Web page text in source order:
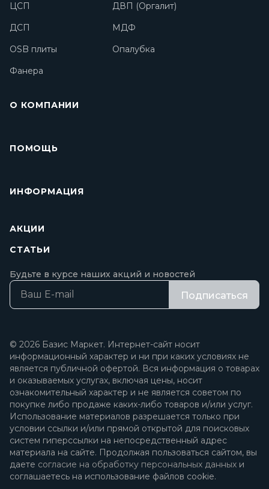
ЦСП
ДВП (Оргалит)
ДСП
МДФ
OSB плиты
Опалубка
Фанера
О КОМПАНИИ
ПОМОЩЬ
ИНФОРМАЦИЯ
АКЦИИ
СТАТЬИ
Будьте в курсе наших акций и новостей
Подписаться
© 2026 Базис Маркет. Интернет-сайт носит
информационный характер и ни при каких условиях не
является публичной офертой. Вся информация о товарах
и оказываемых услугах, включая цены, носит
ознакомительный характер и не является советом по
покупке либо продаже каких-либо товаров и/или услуг.
Использование материалов разрешается только при
условии ссылки и/или прямой открытой для поисковых
систем гиперссылки на непосредственный адрес
материала на сайте. Продолжая пользоваться сайтом, вы
даете согласие на обработку персональных данных и
соглашаетесь на использование файлов cookie.